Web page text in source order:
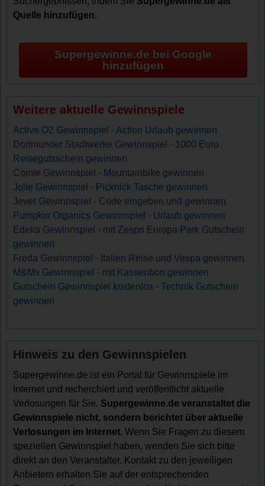
Quelle hinzufügen.
Supergewinne.de bei Google
hinzufügen
Weitere aktuelle Gewinnspiele
Active O2 Gewinnspiel - Action Urlaub gewinnen
Dortmunder Stadtwerke Gewinnspiel - 1000 Euro
Reisegutsschein gewinnen
Comte Gewinnspiel - Mountainbike gewinnen
Jolie Gewinnspiel - Picknick Tasche gewinnen
Jever Gewinnspiel - Code eingeben und gewinnen
Pumpkin Organics Gewinnspiel - Urlaub gewinnen
Edeka Gewinnspiel - mit Zespri Europa Park Gutschein
gewinnen
Freda Gewinnspiel - Italien Reise und Vespa gewinnen
M&Ms Gewinnspiel - mit Kassenbon gewinnen
Gutschein Gewinnspiel kostenlos - Technik Gutschein
gewinnen
Hinweis zu den Gewinnspielen
Supergewinne.de ist ein Portal für Gewinnspiele im
Internet und recherchiert und veröffentlicht aktuelle
Verlosungen für Sie. Supergewinne.de veranstaltet die
Gewinnspiele nicht, sondern berichtet über aktuelle
Verlosungen im Internet. Wenn Sie Fragen zu diesem
speziellen Gewinnspiel haben, wenden Sie sich bitte
direkt an den Veranstalter. Kontakt zu den jeweiligen
Anbietern erhalten Sie auf der entsprechenden